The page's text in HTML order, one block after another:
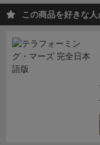
に，6日間
ほど最後の
良したい
として使
た町の数
上から，
イスを乗
ってどの
るのか。キ
るが何を改
りキュー
この間接
【良いと
出来るア
色々な飛
ューブの
この商品を好きな